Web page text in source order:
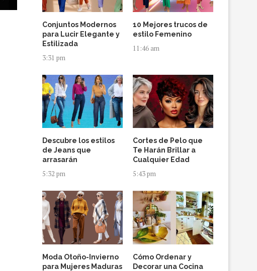
Conjuntos Modernos
para Lucir Elegante y
Estilizada
3:31 pm
10 Mejores trucos de
estilo Femenino
11:46 am
Descubre los estilos
de Jeans que
arrasarán
5:32 pm
Cortes de Pelo que
Te Harán Brillar a
Cualquier Edad
5:43 pm
Moda Otoño-Invierno
para Mujeres Maduras
Cómo Ordenar y
Decorar una Cocina